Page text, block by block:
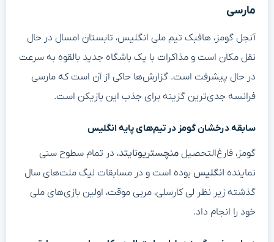
مارسی
آنجل گومز، هافبک تیم ملی انگلیس، تابستان امسال در حال
نقل مکان است و مذاکرات با یک باشگاه جدید بالقوه به سرعت
در حال پیشرفت است. گزارش‌ها حاکی از آن است که مارسی
فرانسه جدی‌ترین گزینه برای جذب این بازیکن است.
سابقه درخشان گومز در تیم‌های پایه انگلیس
گومز، فارغ‌التحصیل منچستریونایتد، در تمام سطوح سنی
نماینده انگلیس بوده است و در مسابقات لیگ ملت‌های سال
گذشته زیر نظر لی کارسلی، مربی موقت، اولین بازی‌های ملی
خود را انجام داد.